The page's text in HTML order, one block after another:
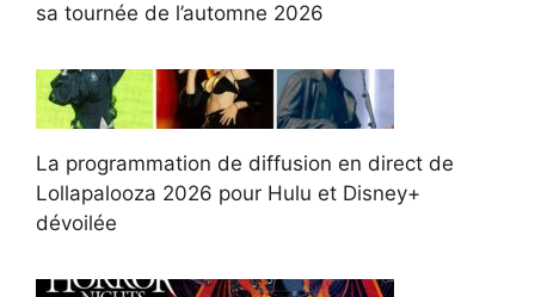
sa tournée de l’automne 2026
La programmation de diffusion en direct de
Lollapalooza 2026 pour Hulu et Disney+
dévoilée